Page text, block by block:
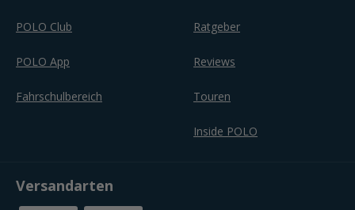
POLO Club
POLO App
Fahrschulbereich
Ratgeber
Reviews
Touren
Inside POLO
Versandarten